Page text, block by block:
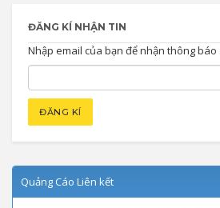
ĐĂNG KÍ NHẬN TIN
Nhập email của bạn để nhận thông
Quảng Cáo Liên kết